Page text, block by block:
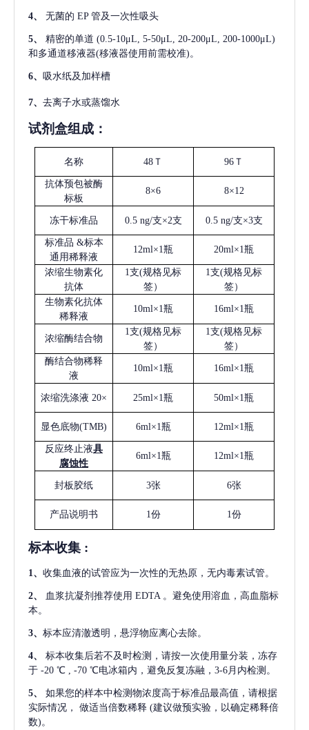
4、 无菌的 EP 管及一次性吸头
5、 精密的单道 (0.5-10μL, 5-50μL, 20-200μL, 200-1000μL)
和多通道移液器(移液器使用前需校准)。
6、 吸水纸及加样槽
7、 去离子水或蒸馏水
试剂盒组成：
名称 48Ｔ 96Ｔ
抗体预包被酶
标板
8×6 8×12
冻干标准品 0.5 ng/支×2支 0.5 ng/支×3支
标准品 &标本
通用稀释液
12ml×1瓶 20ml×1瓶
浓缩生物素化
抗体
1支(规格见标
签）
1支(规格见标
签）
生物素化抗体
稀释液
10ml×1瓶 16ml×1瓶
浓缩酶结合物
1支(规格见标
签）
1支(规格见标
签）
酶结合物稀释
液
10ml×1瓶 16ml×1瓶
浓缩洗涤液 20× 25ml×1瓶 50ml×1瓶
显色底物(TMB) 6ml×1瓶 12ml×1瓶
反应终止液具
腐蚀性
6ml×1瓶 12ml×1瓶
封板胶纸 3张 6张
产品说明书 1份 1份
标本收集 :
1、 收集血液的试管应为一次性的无热原，无内毒素试管。
2、 血浆抗凝剂推荐使用 EDTA 。避免使用溶血，高血脂标
本。
3、 标本应清澈透明，悬浮物应离心去除。
4、
标本收集后若不及时检测，请按一次使用量分装，冻存
于 -20 ℃ , -70 ℃电冰箱内，避免反复冻融，3-6月内检测。
5、
如果您的样本中检测物浓度高于标准品最高值，请根据
实际情况，
做适当倍数稀释 (建议做预实验，以确定稀释倍
数)。